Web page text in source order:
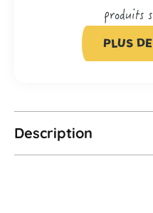
produits
PLUS
Description